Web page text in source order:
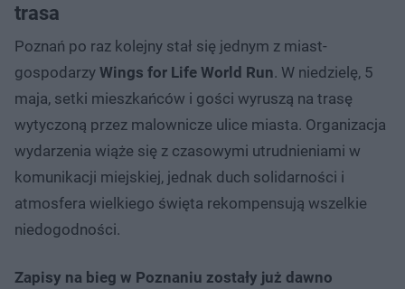
trasa
Poznań po raz kolejny stał się jednym z miast-
gospodarzy Wings for Life World Run. W niedzielę, 5
maja, setki mieszkańców i gości wyruszą na trasę
wytyczoną przez malownicze ulice miasta. Organizacja
wydarzenia wiąże się z czasowymi utrudnieniami w
komunikacji miejskiej, jednak duch solidarności i
atmosfera wielkiego święta rekompensują wszelkie
niedogodności.
Zapisy na bieg w Poznaniu zostały już dawno